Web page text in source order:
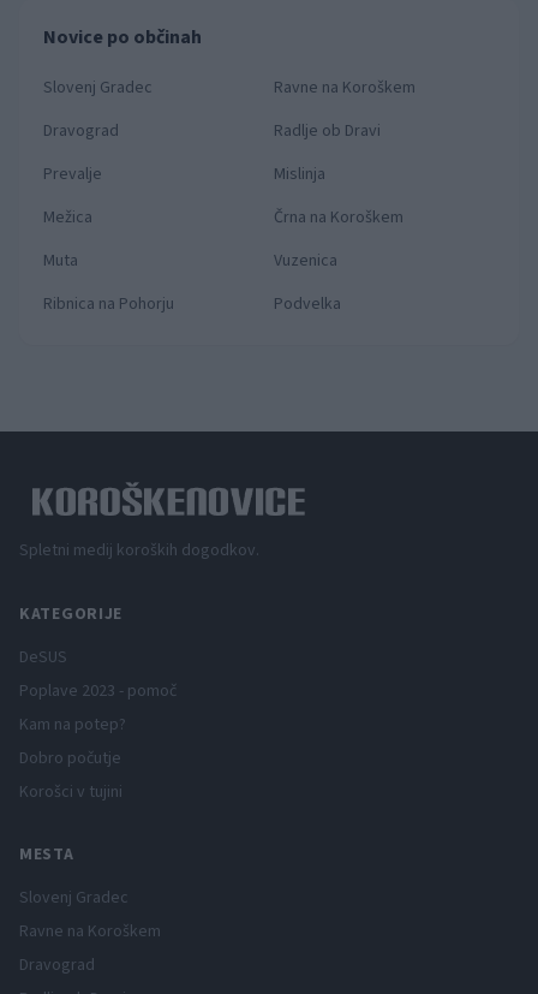
Novice po občinah
Slovenj Gradec
Ravne na Koroškem
Dravograd
Radlje ob Dravi
Prevalje
Mislinja
Mežica
Črna na Koroškem
Muta
Vuzenica
Ribnica na Pohorju
Podvelka
Spletni medij koroških dogodkov.
KATEGORIJE
DeSUS
Poplave 2023 - pomoč
Kam na potep?
Dobro počutje
Korošci v tujini
MESTA
Slovenj Gradec
Ravne na Koroškem
Dravograd